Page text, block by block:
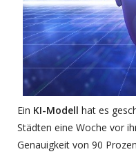
Ein KI-Modell hat es
Städten eine Woche vor
Genauigkeit von 90